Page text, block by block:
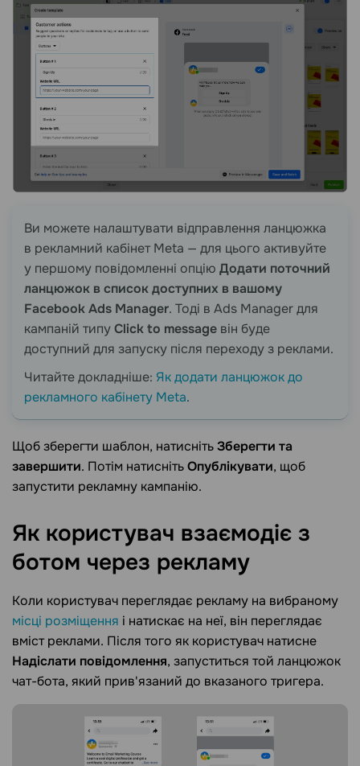
Ви можете налаштувати відправлення ланцюжка
в рекламний кабінет Meta — для цього активуйте
у першому повідомленні опцію Додати поточний
ланцюжок в список доступних в вашому
Facebook Ads Manager. Тоді в Ads Manager для
кампаній типуClick to message він буде
доступний для запуску після переходу з реклами.
Читайте докладніше: Як додати ланцюжок до
рекламного кабінету Meta.
Щоб зберегти шаблон, натиснітьЗберегти та
завершити. Потім натиснітьОпублікувати, щоб
запустити рекламну кампанію.
Як користувач взаємодіє з
ботом через рекламу
Коли користувач переглядає рекламу на вибраному
місці розміщення і натискає на неї, він переглядає
вміст реклами. Після того як користувач натисне
Надіслати повідомлення, запуститься той ланцюжок
чат-бота, який прив'язаний до вказаного тригера.